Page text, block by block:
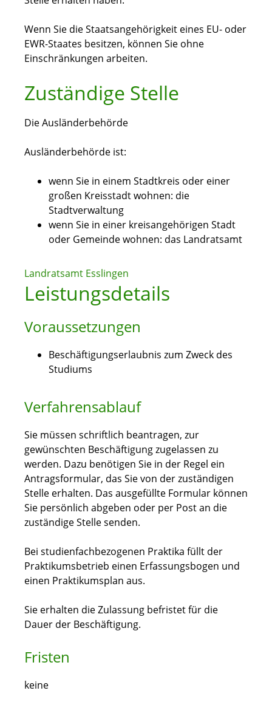
Wenn Sie die Staatsangehörigkeit eines EU- oder
EWR-Staates besitzen, können Sie ohne
Einschränkungen arbeiten.
Zuständige Stelle
Die Ausländerbehörde
Ausländerbehörde ist:
wenn Sie in einem Stadtkreis oder einer
großen Kreisstadt wohnen: die
Stadtverwaltung
wenn Sie in einer kreisangehörigen Stadt
oder Gemeinde wohnen: das Landratsamt
Landratsamt Esslingen
Leistungsdetails
Voraussetzungen
Beschäftigungserlaubnis zum Zweck des
Studiums
Verfahrensablauf
Sie müssen schriftlich beantragen, zur
gewünschten Beschäftigung zugelassen zu
werden. Dazu benötigen Sie in der Regel ein
Antragsformular, das Sie von der zuständigen
Stelle erhalten. Das ausgefüllte Formular können
Sie persönlich abgeben oder per Post an die
zuständige Stelle senden.
Bei studienfachbezogenen Praktika füllt der
Praktikumsbetrieb einen Erfassungsbogen und
einen Praktikumsplan aus.
Sie erhalten die Zulassung befristet für die
Dauer der Beschäftigung.
Fristen
keine